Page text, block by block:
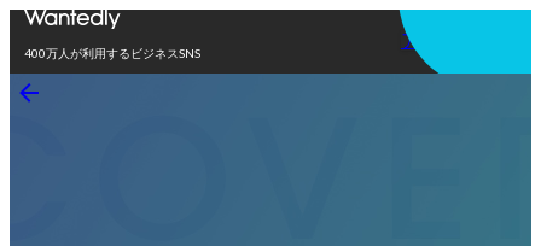
400万人が利用するビジネスSNS
アプリを使う